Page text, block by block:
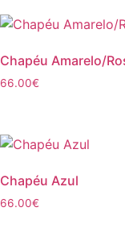
Chapéu Amarelo/
66.00€
Chapéu Azul
66.00€